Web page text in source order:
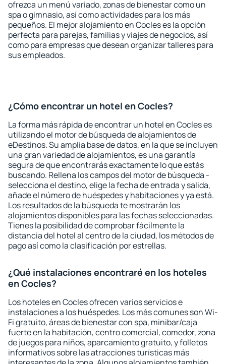
ofrezca un menú variado, zonas de bienestar como un
spa o gimnasio, así como actividades para los más
pequeños. El mejor alojamiento en Cocles es la opción
perfecta para parejas, familias y viajes de negocios, así
como para empresas que desean organizar talleres para
sus empleados.
¿Cómo encontrar un hotel en Cocles?
La forma más rápida de encontrar un hotel en Cocles es
utilizando el motor de búsqueda de alojamientos de
eDestinos. Su amplia base de datos, en la que se incluyen
una gran variedad de alojamientos, es una garantía
segura de que encontrarás exactamente lo que estás
buscando. Rellena los campos del motor de búsqueda -
selecciona el destino, elige la fecha de entrada y salida,
añade el número de huéspedes y habitaciones y ya está.
Los resultados de la búsqueda te mostrarán los
alojamientos disponibles para las fechas seleccionadas.
Tienes la posibilidad de comprobar fácilmente la
distancia del hotel al centro de la ciudad, los métodos de
pago así como la clasificación por estrellas.
¿Qué instalaciones encontraré en los hoteles
en Cocles?
Los hoteles en Cocles ofrecen varios servicios e
instalaciones a los huéspedes. Los más comunes son Wi-
Fi gratuito, áreas de bienestar con spa, minibar/caja
fuerte en la habitación, centro comercial, comedor, zona
de juegos para niños, aparcamiento gratuito, y folletos
informativos sobre las atracciones turísticas más